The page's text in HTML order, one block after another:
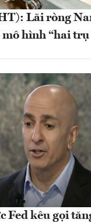
Lãi ròng
hình “hai trụ
Fed kêu gọi